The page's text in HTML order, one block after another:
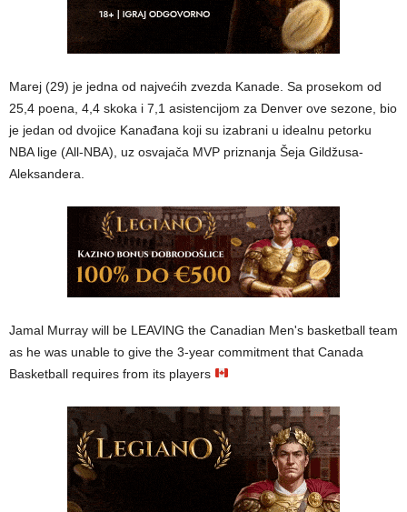
Marej (29) je jedna od najvećih zvezda Kanade. Sa prosekom od
25,4 poena, 4,4 skoka i 7,1 asistencijom za Denver ove sezone, bio
je jedan od dvojice Kanađana koji su izabrani u idealnu petorku
NBA lige (All-NBA), uz osvajača MVP priznanja Šeja Gildžusa-
Aleksandera.
Jamal Murray will be LEAVING the Canadian Men's basketball team
as he was unable to give the 3-year commitment that Canada
Basketball requires from its players